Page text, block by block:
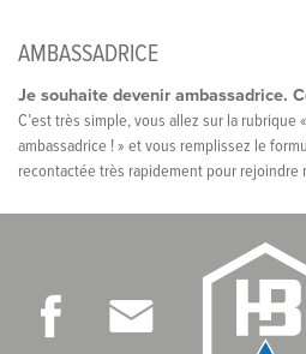
AMBASSADRICE
Je souhaite devenir ambassadrice.
C’est très simple, vous allez sur la rubrique
ambassadrice ! » et vous remplissez le
recontactée très rapidement pour rejoindre